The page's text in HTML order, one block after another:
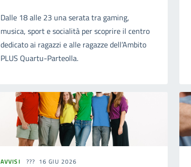
Dalle 18 alle 23 una serata tra gaming,
musica, sport e socialità per scoprire il centro
dedicato ai ragazzi e alle ragazze dell’Ambito
PLUS Quartu-Parteolla.
AVVISI 16 GIU 2026